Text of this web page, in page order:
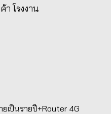
า โรงงาน
ยเป็นรายปี+Router 4G